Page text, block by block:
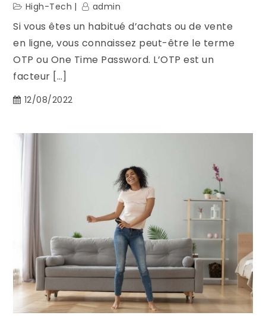
High-Tech admin
Si vous êtes un habitué d’achats ou de vente
en ligne, vous connaissez peut-être le terme
OTP ou One Time Password. L’OTP est un
facteur […]
12/08/2022